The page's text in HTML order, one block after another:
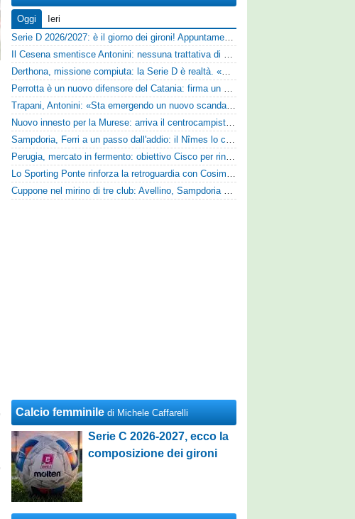
Oggi
Ieri
Serie D 2026/2027: è il giorno dei gironi! Appuntamento fissato
Il Cesena smentisce Antonini: nessuna trattativa di cessione
Derthona, missione compiuta: la Serie D è realtà. «Siamo una società seria»
Perrotta è un nuovo difensore del Catania: firma un contratto annuale
Trapani, Antonini: «Sta emergendo un nuovo scandalo»
Nuovo innesto per la Murese: arriva il centrocampista Tomas Acosta
Sampdoria, Ferri a un passo dall'addio: il Nîmes lo cerca
Perugia, mercato in fermento: obiettivo Cisco per rinforzare la fascia
Lo Sporting Ponte rinforza la retroguardia con Cosimo Michele Rotondi
Cuppone nel mirino di tre club: Avellino, Sampdoria e Vicenza sull'attaccante dell'Entella
Calcio femminile di Michele Caffarelli
Serie C 2026-2027, ecco la
composizione dei gironi